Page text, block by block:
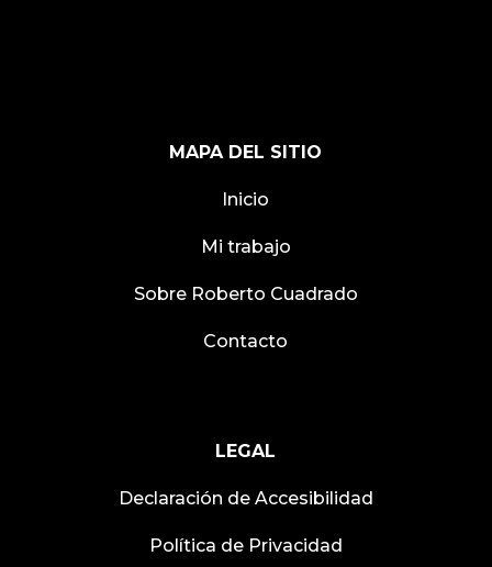
MAPA DEL SITIO
Inicio
Mi trabajo
Sobre Roberto Cuadrado
Contacto
LEGAL
Declaración de Accesibilidad
Política de Privacidad